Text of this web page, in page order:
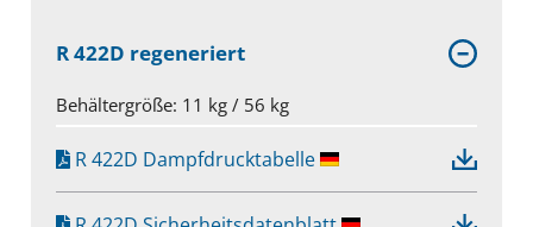
R 422D regeneriert
Behältergröße: 11 kg / 56 kg
R 422D Dampfdrucktabelle